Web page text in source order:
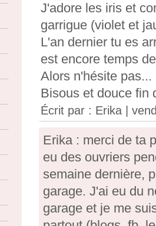
J'adore les iris et
garrigue (violet et
L'an dernier tu es
est encore temps
Alors n'hésite pas...
Bisous et douce fin
Écrit par : Erika |
Erika : merci de ta
eu des ouvriers
semaine dernière,
garage. J'ai eu du
garage et je me